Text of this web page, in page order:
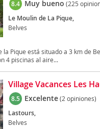
8.4 Muy bueno (225
Le Moulin de La Pique,
Belves
la Pique está situado a 3 km de
4 piscinas al aire...
Village Vacances Les
8.5 Excelente(2 opiniones)
Lastours,
Belves